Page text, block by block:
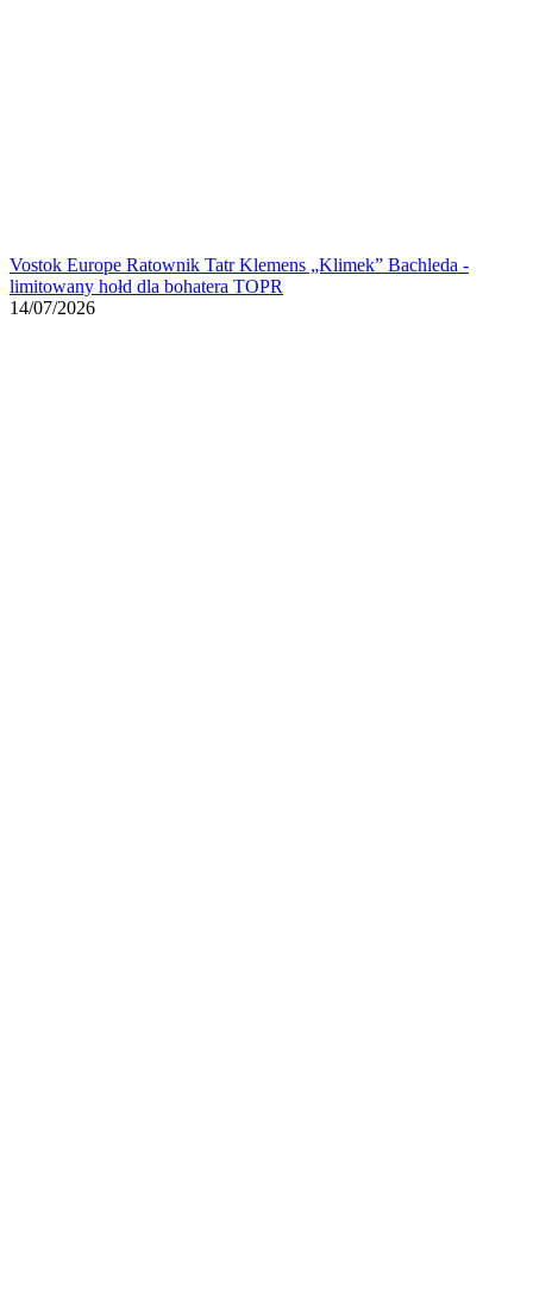
Vostok Europe Ratownik Tatr Klemens „Klimek” Bachleda -
limitowany hołd dla bohatera TOPR
14/07/2026